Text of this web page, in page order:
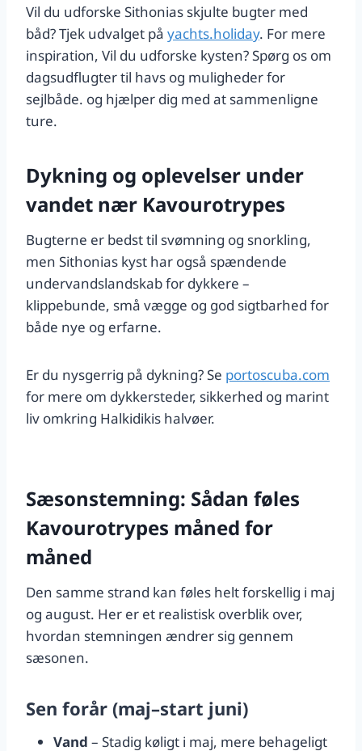
Vil du udforske Sithonias skjulte bugter med
båd? Tjek udvalget på yachts.holiday. For mere
inspiration, Vil du udforske kysten? Spørg os om
dagsudflugter til havs og muligheder for
sejlbåde. og hjælper dig med at sammenligne
ture.
Dykning og oplevelser under
vandet nær Kavourotrypes
Bugterne er bedst til svømning og snorkling,
men Sithonias kyst har også spændende
undervandslandskab for dykkere –
klippebunde, små vægge og god sigtbarhed for
både nye og erfarne.
Er du nysgerrig på dykning? Se portoscuba.com
for mere om dykkersteder, sikkerhed og marint
liv omkring Halkidikis halvøer.
Sæsonstemning: Sådan føles
Kavourotrypes måned for
måned
Den samme strand kan føles helt forskellig i maj
og august. Her er et realistisk overblik over,
hvordan stemningen ændrer sig gennem
sæsonen.
Sen forår (maj–start juni)
Vand – Stadig køligt i maj, mere behageligt